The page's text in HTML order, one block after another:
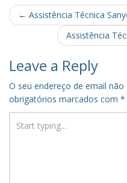
Post
navigation
← Assistência Técnica
Assistência
Leave a Reply
O seu endereço de email não
obrigatórios marcados com *